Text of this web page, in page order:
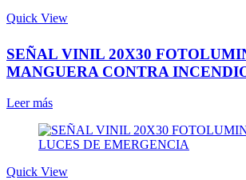
Quick View
SEÑAL VINIL 20X30
MANGUERA CONTRA
Leer más
Quick View